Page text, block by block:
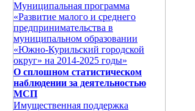
Муниципальная программа
«Развитие малого и среднего
предпринимательства в
муниципальном образовании
«Южно-Курильский городской
округ» на 2014-2025 годы»
О сплошном статистическом
наблюдении за деятельностью
МСП
Имущественная поддержка